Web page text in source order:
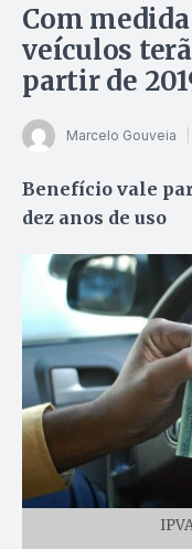
Com
veículos
partir de
Marcelo Gouveia
Benefício vale
dez anos de uso